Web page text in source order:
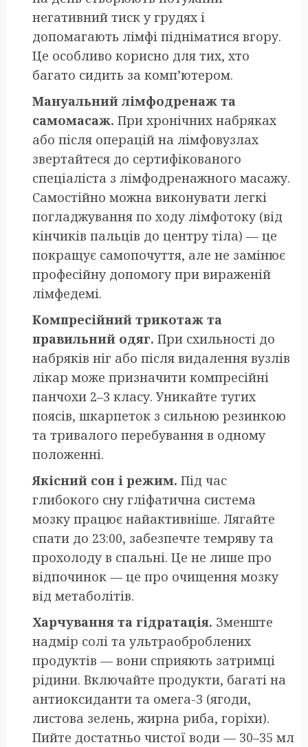
негативний тиск у грудях і
допомагають лімфі підніматися вгору.
Це особливо корисно для тих, хто
багато сидить за комп’ютером.
Мануальний лімфодренаж та
самомасаж. При хронічних набряках
або після операцій на лімфовузлах
звертайтеся до сертифікованого
спеціаліста з лімфодренажного масажу.
Самостійно можна виконувати легкі
погладжування по ходу лімфотоку (від
кінчиків пальців до центру тіла) — це
покращує самопочуття, але не замінює
професійну допомогу при вираженій
лімфедемі.
Компресійний трикотаж та
правильний одяг. При схильності до
набряків ніг або після видалення вузлів
лікар може призначити компресійні
панчохи 2–3 класу. Уникайте тугих
поясів, шкарпеток з сильною резинкою
та тривалого перебування в одному
положенні.
Якісний сон і режим. Під час
глибокого сну гліфатична система
мозку працює найактивніше. Лягайте
спати до 23:00, забезпечте темряву та
прохолоду в спальні. Це не лише про
відпочинок — це про очищення мозку
від метаболітів.
Харчування та гідратація. Зменште
надмір солі та ультраоброблених
продуктів — вони сприяють затримці
рідини. Включайте продукти, багаті на
антиоксиданти та омега-3 (ягоди,
листова зелень, жирна риба, горіхи).
Пийте достатньо чистої води — 30–35 мл